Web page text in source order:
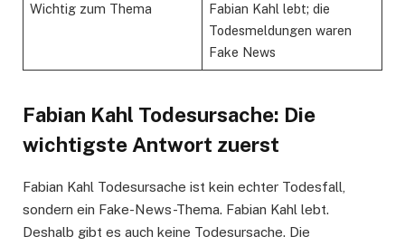
Wichtig zum Thema
Fabian Kahl lebt; die
Todesmeldungen waren
Fake News
Fabian Kahl Todesursache: Die
wichtigste Antwort zuerst
Fabian Kahl Todesursache ist kein echter Todesfall,
sondern ein Fake-News-Thema. Fabian Kahl lebt.
Deshalb gibt es auch keine Todesursache. Die